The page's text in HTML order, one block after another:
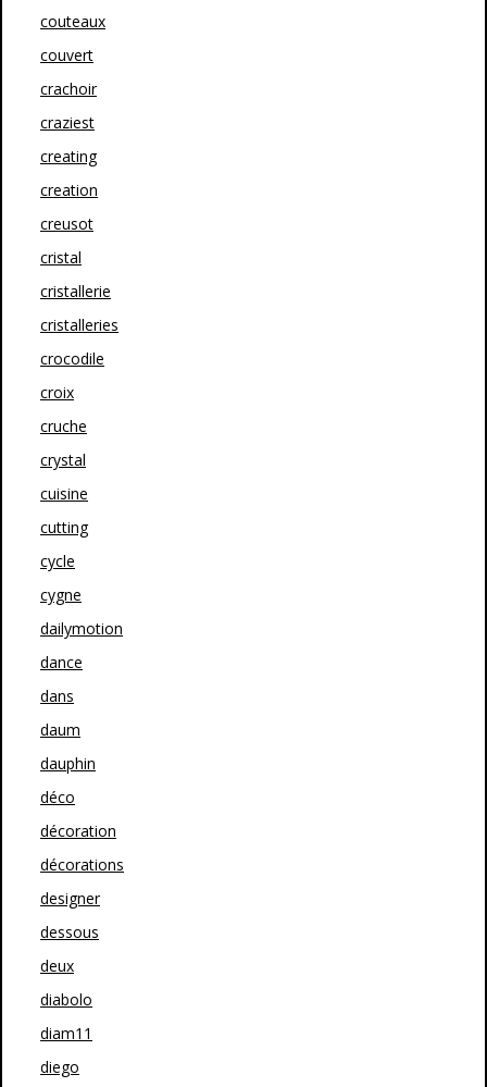
couteaux
couvert
crachoir
craziest
creating
creation
creusot
cristal
cristallerie
cristalleries
crocodile
croix
cruche
crystal
cuisine
cutting
cycle
cygne
dailymotion
dance
dans
daum
dauphin
déco
décoration
décorations
designer
dessous
deux
diabolo
diam11
diego